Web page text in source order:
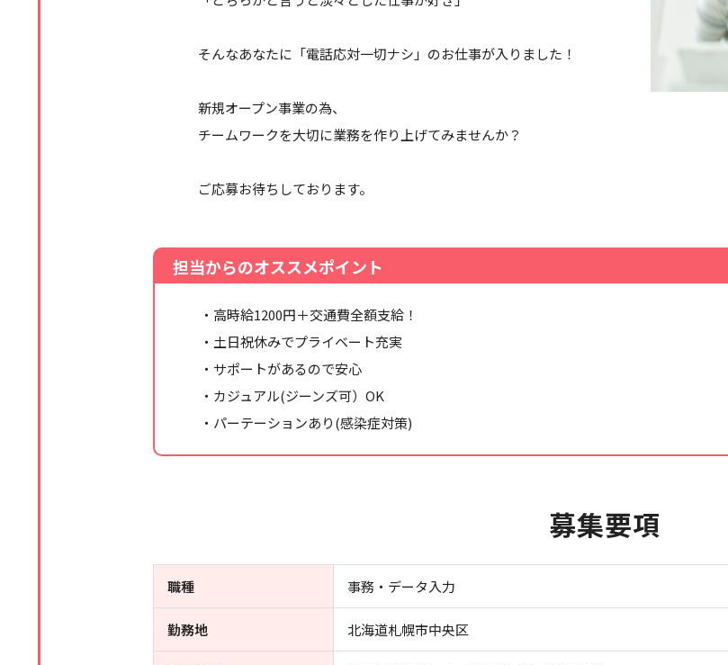
そんなあなたに「電話応対一切ナシ」のお仕事が入りました！
新規オープン事業の為、
チームワークを大切に業務を作り上げてみませんか？
ご応募お待ちしております。
担当からのオススメポイント
・高時給1200円＋交通費全額支給！
・土日祝休みでプライベート充実
・サポートがあるので安心
・カジュアル(ジーンズ可）OK
・パーテーションあり(感染症対策)
募集要項
職種 事務・データ入力
勤務地 北海道札幌市中央区